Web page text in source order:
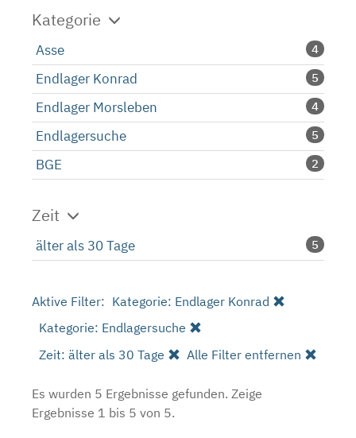
Kategorie
Asse 4
Endlager Konrad 5
Endlager Morsleben 4
Endlagersuche 5
BGE 2
Zeit
älter als 30 Tage 5
Aktive Filter: Kategorie: Endlager Konrad
Kategorie: Endlagersuche
Zeit: älter als 30 Tage
Alle Filter entfernen
Es wurden 5 Ergebnisse gefunden. Zeige
Ergebnisse 1 bis 5 von 5.